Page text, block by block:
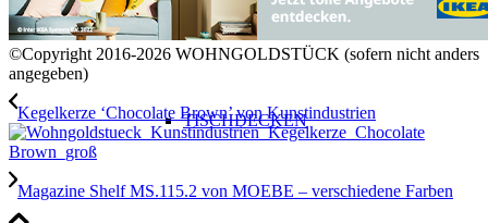
TISCHDECKEN
©Copyright 2016-2026 WOHNGOLDSTÜCK (sofern nicht anders
angegeben)
Kegelkerze ‘Chocolate Brown’ von Kunstindustrien
Magazine Shelf MS.115.2 von MOEBE – verschiedene Farben